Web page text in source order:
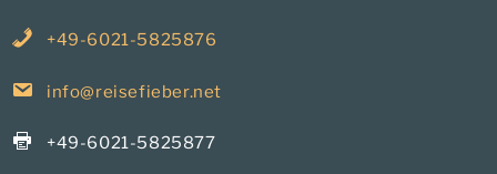
+49-6021-5825876
info@reisefieber.net
+49-6021-5825877